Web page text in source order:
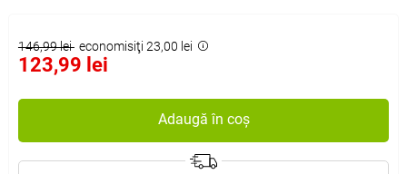
146,99 lei economisiţi 23,00 lei
123,99 lei
Adaugă în coș